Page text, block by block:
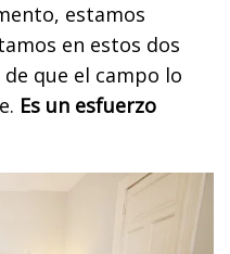
estamos
en estos dos
que el campo lo
Es un esfuerzo